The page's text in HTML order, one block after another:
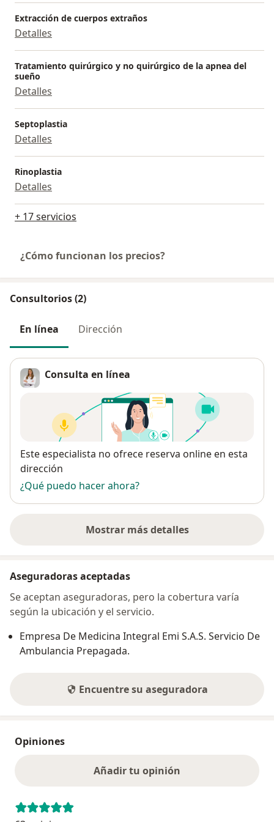
Otorrinolaringóloga y co-fundadora de Otorrinomedic
- Centro de Otología y Otorrinolaringología, Bogotá.
Extracción de cuerpos extraños
Detalles
Tratamiento quirúrgico y no quirúrgico de la apnea del
sueño
Detalles
Septoplastia
Detalles
Rinoplastia
Detalles
+ 17 servicios
¿Cómo funcionan los precios?
Consultorios (2)
En línea Dirección
Consulta en línea
Disponibilidad
Este especialista no ofrece reserva online en esta
dirección
¿Qué puedo hacer ahora?
Mostrar más detalles
sobre la dirección
Aseguradoras aceptadas
Se aceptan aseguradoras, pero la cobertura varía
según la ubicación y el servicio.
Empresa De Medicina Integral Emi S.A.S. Servicio De
Ambulancia Prepagada.
Encuentre su aseguradora
Opiniones
Añadir tu opinión